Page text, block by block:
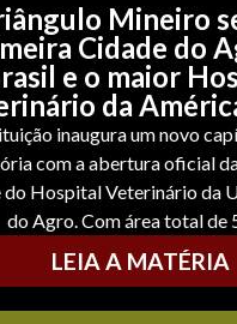
Mineiro
Cidade do
e o maior
da
inaugura um novo
com a abertura oficial
do Hospital Veterinário da
do Agro. Com área total de
LEIA A MATÉRIA